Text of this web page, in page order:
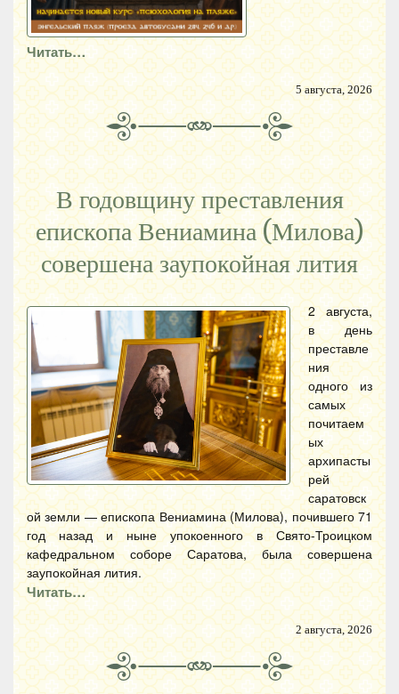
Читать…
5 августа, 2026
В годовщину преставления
епископа Вениамина (Милова)
совершена заупокойная лития
2 августа,
в день
преставле
ния
одного из
самых
почитаем
ых
архипасты
рей
саратовск
ой земли — епископа Вениамина (Милова), почившего 71
год назад и ныне упокоенного в Свято-Троицком
кафедральном соборе Саратова, была совершена
заупокойная лития.
Читать…
2 августа, 2026